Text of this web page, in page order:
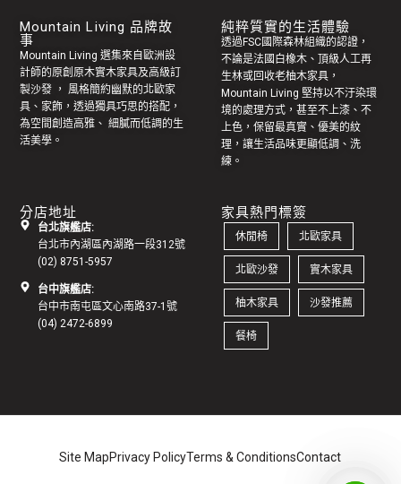
Mountain Living 品牌故
事
Mountain Living 選集來自歐洲設
計師的原創 原木實木家具及高級訂
製沙發 ， 風格簡約幽默的北歐家
具 、家飾，透過獨具巧思的搭配，
為空間創造高雅、 細膩而低調的生
活美學。
純粹質實的生活體驗
透過FSC國際森林組織的認證，
不論是法國白橡木、頂級人工再
生林或回收老柚木家具 ，
Mountain Living 堅持以不汙染環
境的處理方式，甚至不上漆、不
上色，保留最真實、優美的紋
理，讓生活品味更顯低調、洗
練。
分店地址
台北旗艦店:
台北市內湖區內湖路一段312號
(02) 8751-5957
台中旗艦店:
台中市南屯區文心南路37-1號
(04) 2472-6899
家具熱門標簽
休閒椅 北歐家具
北歐沙發 實木家具
柚木家具 沙發推薦
餐椅
Site MapPrivacy PolicyTerms & ConditionsContact